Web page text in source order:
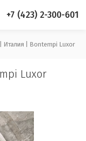
+7 (423) 2-300-601
Италия | Bontempi Luxor
Luxor